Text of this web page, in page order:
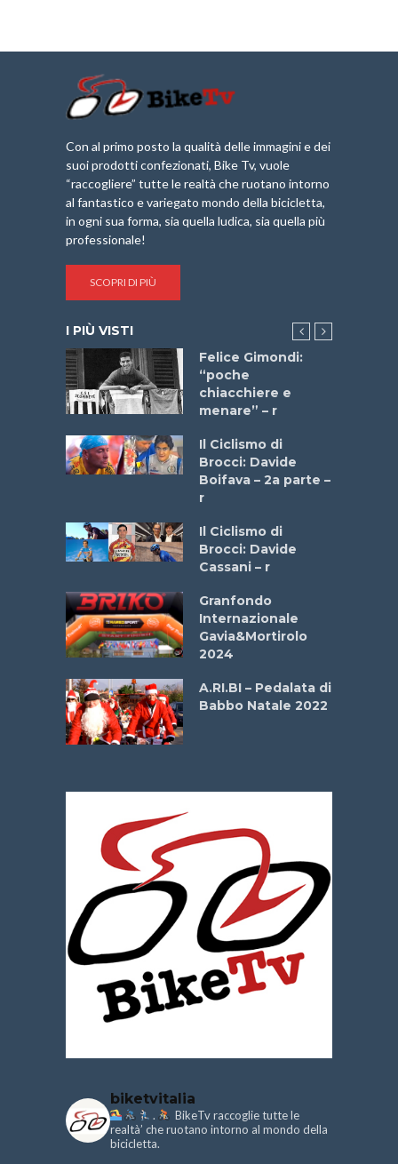
Con al primo posto la qualità delle immagini e dei
suoi prodotti confezionati, Bike Tv, vuole
“raccogliere” tutte le realtà che ruotano intorno
al fantastico e variegato mondo della bicicletta,
in ogni sua forma, sia quella ludica, sia quella più
professionale!
SCOPRI DI PIÙ
I PIÙ VISTI
Felice Gimondi:
“poche
chiacchiere e
menare” – r
Il Ciclismo di
Brocci: Davide
Boifava – 2a parte –
r
Il Ciclismo di
Brocci: Davide
Cassani – r
Granfondo
Internazionale
Gavia&Mortirolo
2024
A.RI.BI – Pedalata di
Babbo Natale 2022
biketvitalia
.
BikeTv raccoglie tutte le
realtà’ che ruotano intorno al mondo della
bicicletta.